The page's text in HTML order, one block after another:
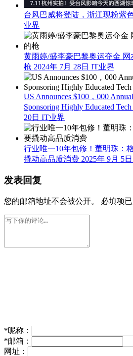
台风巴威将登陆，浙江现粉紫
业界
黄雨婷/盛李豪巴黎奥运夺金
枪 2024年 7月 28日 IT业界
US Announces $100，000
Sponsoring Highly Educated
20日 IT业界
行业唯一10年包修！董明珠：
撬动高品质消费 2025年 9月 5日
发表回复
您的邮箱地址不会被公开。 必填项已
*昵称：
*邮箱：
网址：